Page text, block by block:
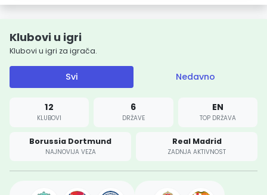
Klubovi u igri
Klubovi u igri za igrača.
Svi Nedavno
12
KLUBOVI
6
DRŽAVE
EN
TOP DRŽAVA
Borussia Dortmund
NAJNOVIJA VEZA
Real Madrid
ZADNJA AKTIVNOST